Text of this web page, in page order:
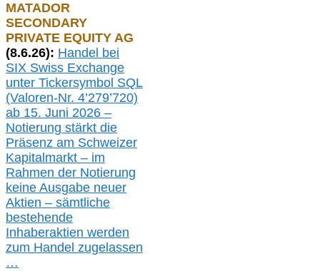
MATADOR
SECONDARY
PRIVATE EQUITY AG
(8.6.26): Handel bei
SIX Swiss Exchange
unter Tickersymbol SQL
(Valoren-Nr. 4’279’720)
ab 15. Juni 2026 –
Notierung stärkt die
Präsenz am Schweizer
Kapitalmarkt – im
Rahmen der Notierung
keine Ausgabe neuer
Aktien – sämtliche
bestehende
Inhaberaktien werden
zum Handel zugelassen
…